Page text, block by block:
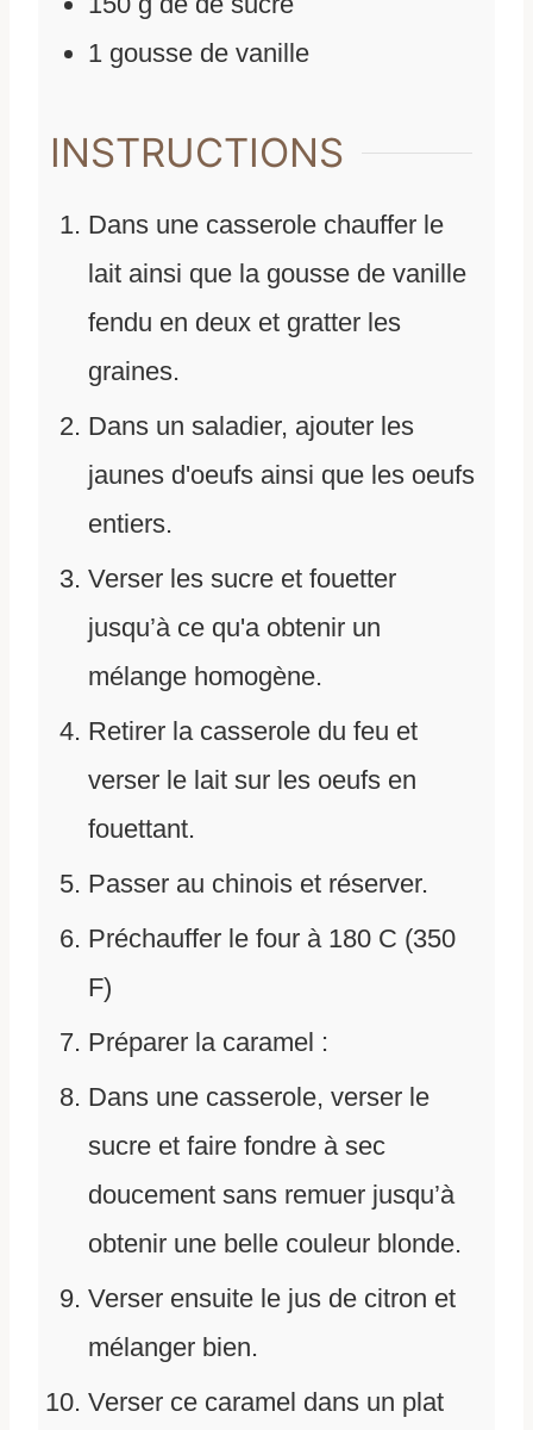
1 gousse de vanille
INSTRUCTIONS
Dans une casserole chauffer le
lait ainsi que la gousse de vanille
fendu en deux et gratter les
graines.
Dans un saladier, ajouter les
jaunes d'oeufs ainsi que les oeufs
entiers.
Verser les sucre et fouetter
jusqu’à ce qu'a obtenir un
mélange homogène.
Retirer la casserole du feu et
verser le lait sur les oeufs en
fouettant.
Passer au chinois et réserver.
Préchauffer le four à 180 C (350
F)
Préparer la caramel :
Dans une casserole, verser le
sucre et faire fondre à sec
doucement sans remuer jusqu’à
obtenir une belle couleur blonde.
Verser ensuite le jus de citron et
mélanger bien.
Verser ce caramel dans un plat